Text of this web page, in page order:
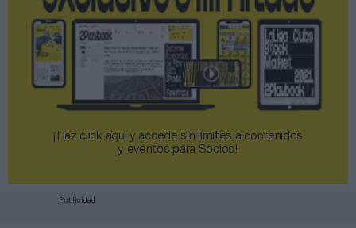
¡Haz click aquí y accede sin límites a contenidos
y eventos para Socios!​​​​​​​
Publicidad